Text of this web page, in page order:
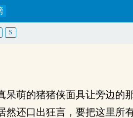
S
萌的猪猪侠面具让旁边的
然还口出狂言，要把这里所